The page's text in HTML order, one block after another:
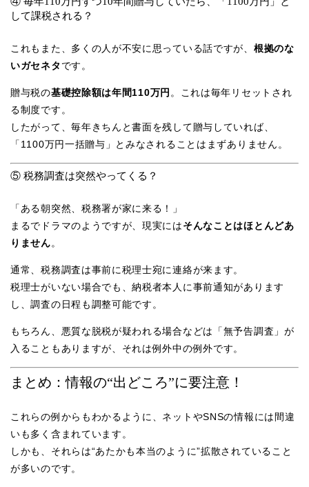
して課税される？
これもまた、多くの人が不安に思っている話ですが、 根拠のな
いガセネタ です。
贈与税の基礎控除額は年間110万円 。これは毎年リセットされ
る制度です。
したがって、毎年きちんと書面を残して贈与していれば、
「1100万円一括贈与」とみなされることはまずありません。
⑤ 税務調査は突然やってくる？
「ある朝突然、税務署が家に来る！」
まるでドラマのようですが、現実にはそんなことはほとんどあ
りません。
通常、税務調査は事前に税理士宛に連絡が来ます。
税理士がいない場合でも、納税者本人に事前通知があります
し、調査の日程も調整可能です。
もちろん、悪質な脱税が疑われる場合などは「無予告調査」が
入ることもありますが、それは例外中の例外です。
まとめ：情報の“出どころ”に要注意！
これらの例からもわかるように、ネットやSNSの情報には間違
いも多く含まれています。
しかも、それらは“あたかも本当のように”拡散されていること
が多いのです。